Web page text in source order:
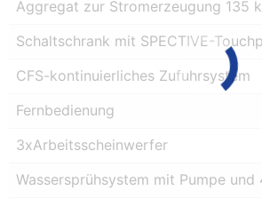
Aggregat zur Stromerzeugung 135
Schaltschrank mit SPECTIVE-
CFS-kontinuierliches Zufuhrsystem
Fernbedienung
3xArbeitsscheinwerfer
Wassersprühsystem mit Pumpe und